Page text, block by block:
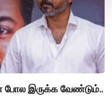
போல இருக்க வேண்டும்..